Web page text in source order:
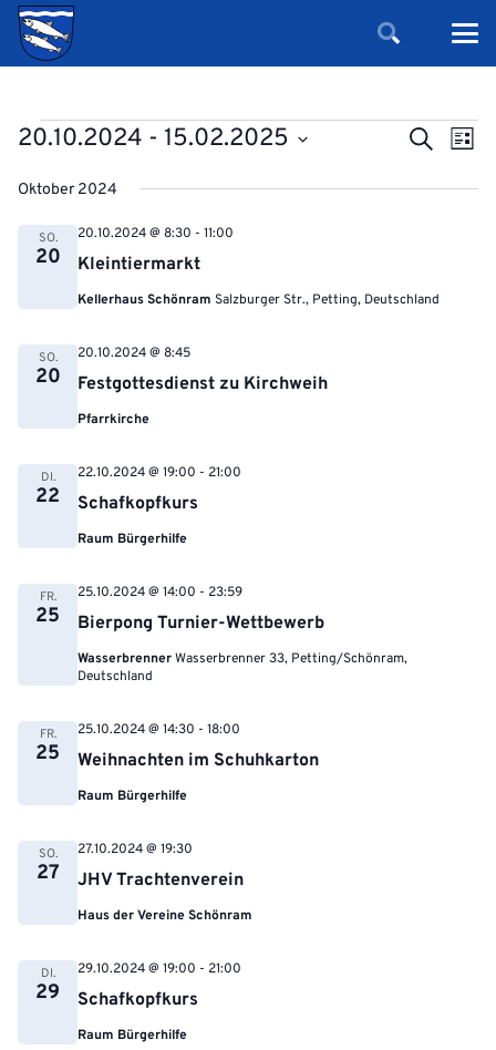
Veranstaltungen
und
SucheListe
20.10.2024 - 15.02.2025
Oktober 2024
SO.
20 Kleintiermarkt
20.10.2024 @ 8:30 - 11:00
Kellerhaus Schönram Salzburger Str., Petting, Deutschland
SO.
20 Festgottesdienst zu Kirchweih
20.10.2024 @ 8:45
Pfarrkirche
DI.
22 Schafkopfkurs
22.10.2024 @ 19:00 - 21:00
Raum Bürgerhilfe
FR.
25 Bierpong Turnier-Wettbewerb
25.10.2024 @ 14:00 - 23:59
WasserbrennerWasserbrenner 33, Petting/Schönram,
Deutschland
FR.
25 Weihnachten im Schuhkarton
25.10.2024 @ 14:30 - 18:00
Raum Bürgerhilfe
SO.
27 JHV Trachtenverein
27.10.2024 @ 19:30
Haus der Vereine Schönram
DI.
29 Schafkopfkurs
29.10.2024 @ 19:00 - 21:00
Raum Bürgerhilfe